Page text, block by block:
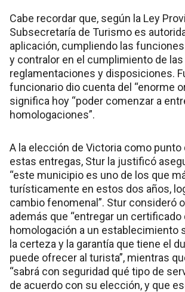
Cabe recordar que, según la Ley
Subsecretaría de Turismo es
aplicación, cumpliendo las
y contralor en el cumplimiento de las
reglamentaciones y disposiciones.
funcionario dio cuenta del “enorme
significa hoy “poder comenzar a
homologaciones”.
A la elección de Victoria como punto
estas entregas, Stur la justificó
“este municipio es uno de los que
turísticamente en estos dos años,
cambio fenomenal”. Stur consideró
además que “entregar un certificado
homologación a un establecimiento
la certeza y la garantía que tiene el
puede ofrecer al turista”, mientras
“sabrá con seguridad qué tipo de
de acuerdo con su elección, y que